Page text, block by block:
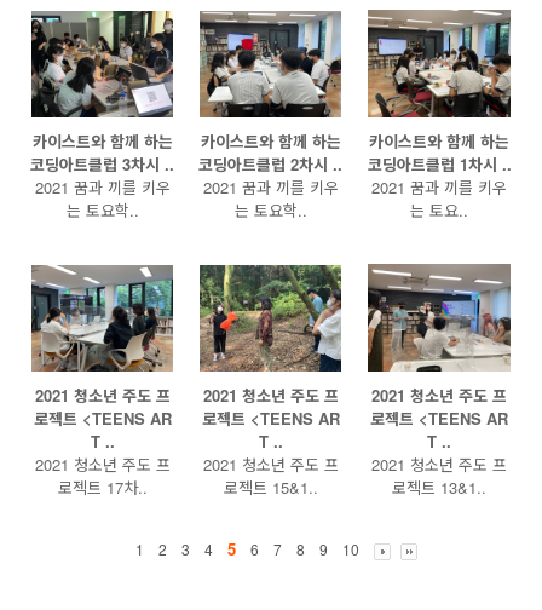
카이스트와 함께 하는
코딩아트클럽 3차시 ..
2021 꿈과 끼를 키우
는 토요학..
카이스트와 함께 하는
코딩아트클럽 2차시 ..
2021 꿈과 끼를 키우
는 토요학..
카이스트와 함께 하는
코딩아트클럽 1차시 ..
2021 꿈과 끼를 키우
는 토요..
2021 청소년 주도 프
로젝트 <TEENS AR
T ..
2021 청소년 주도 프
로젝트 17차..
2021 청소년 주도 프
로젝트 <TEENS AR
T ..
2021 청소년 주도 프
로젝트 15&1..
2021 청소년 주도 프
로젝트 <TEENS AR
T ..
2021 청소년 주도 프
로젝트 13&1..
1 2 3 4 5 6 7 8 9 10